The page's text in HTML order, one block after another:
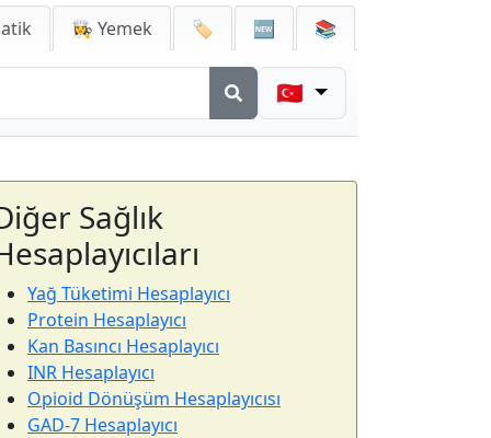
👩‍🍳 Yemek 🏷️ 🆕 📚
🇹🇷
Sağlık
Yağ Tüketimi Hesaplayıcı
Protein Hesaplayıcı
Kan Basıncı Hesaplayıcı
INR Hesaplayıcı
Opioid Dönüşüm Hesaplayıcısı
GAD-7 Hesaplayıcı